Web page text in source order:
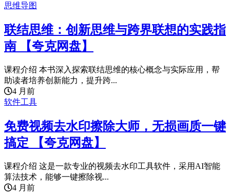
思维导图
联结思维：创新思维与跨界联想的实践指
南 【夸克网盘】
课程介绍 本书深入探索联结思维的核心概念与实际应用，帮
助读者培养创新能力，提升跨...
4 月前
软件工具
免费视频去水印擦除大师，无损画质一键
搞定 【夸克网盘】
课程介绍 这是一款专业的视频去水印工具软件，采用AI智能
算法技术，能够一键擦除视...
4 月前